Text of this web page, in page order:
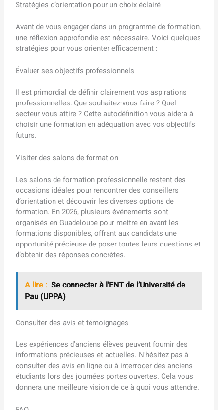
Stratégies d’orientation pour un choix éclairé
Avant de vous engager dans un programme de formation,
une réflexion approfondie est nécessaire. Voici quelques
stratégies pour vous orienter efficacement :
Évaluer ses objectifs professionnels
Il est primordial de définir clairement vos aspirations
professionnelles. Que souhaitez-vous faire ? Quel
secteur vous attire ? Cette autodéfinition vous aidera à
choisir une formation en adéquation avec vos objectifs
futurs.
Visiter des salons de formation
Les salons de formation professionnelle restent des
occasions idéales pour rencontrer des conseillers
d’orientation et découvrir les diverses options de
formation. En 2026, plusieurs événements sont
organisés en Guadeloupe pour mettre en avant les
formations disponibles, offrant aux candidats une
opportunité précieuse de poser toutes leurs questions et
d’obtenir des réponses concrètes.
A lire : Se connecter à l’ENT de l’Université de
Pau (UPPA)
Consulter des avis et témoignages
Les expériences d’anciens élèves peuvent fournir des
informations précieuses et actuelles. N’hésitez pas à
consulter des avis en ligne ou à interroger des anciens
étudiants lors des journées portes ouvertes. Cela vous
donnera une meilleure vision de ce à quoi vous attendre.